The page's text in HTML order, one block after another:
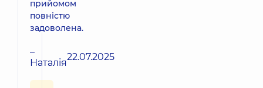
прийомом
повністю
задоволена.
–
Наталія22.07.2025